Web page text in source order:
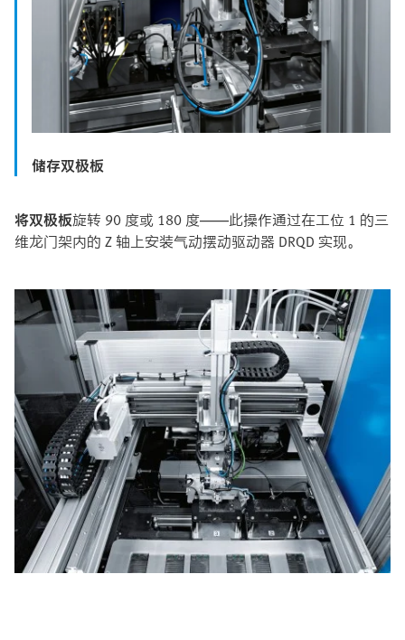
储存双极板
将双极板旋转 90 度或 180 度——此操作通过在工位 1 的三
维龙门架内的 Z 轴上安装气动摆动驱动器 DRQD 实现。